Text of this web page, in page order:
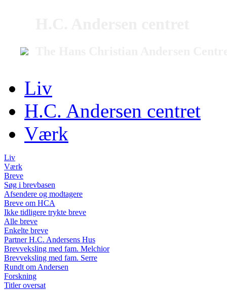
Liv
H.C. Andersen centret
Værk
Liv
Værk
Breve
Søg i brevbasen
Afsendere og modtagere
Breve om HCA
Ikke tidligere trykte breve
Alle breve
Enkelte breve
Partner H.C. Andersens Hus
Brevveksling med fam. Melchior
Brevveksling med fam. Serre
Rundt om Andersen
Forskning
Titler oversat